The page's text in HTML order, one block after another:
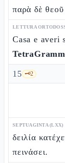
παρὰ δὲ θεοῦ
LETTURA
Casa e averi
15 🗝️2
SEPTUAGINTA (LXX)
δειλία
πεινάσει.